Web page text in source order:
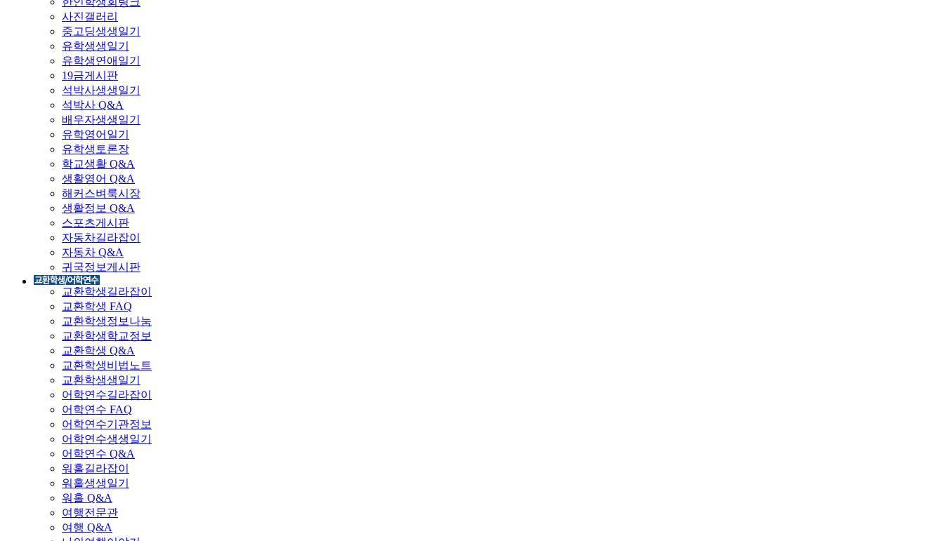
사진갤러리
중고딩생생일기
유학생생일기
유학생연애일기
19금게시판
석박사생생일기
석박사 Q&A
배우자생생일기
유학영어일기
유학생토론장
학교생활 Q&A
생활영어 Q&A
해커스벼룩시장
생활정보 Q&A
스포츠게시판
자동차길라잡이
자동차 Q&A
귀국정보게시판
교환학생길라잡이
교환학생 FAQ
교환학생정보나눔
교환학생학교정보
교환학생 Q&A
교환학생비법노트
교환학생생일기
어학연수길라잡이
어학연수 FAQ
어학연수기관정보
어학연수생생일기
어학연수 Q&A
워홀길라잡이
워홀생생일기
워홀 Q&A
여행전문관
여행 Q&A